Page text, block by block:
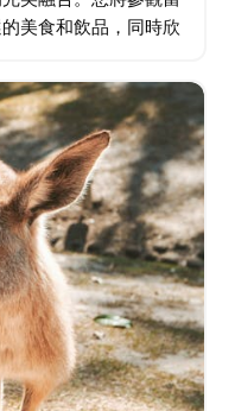
美食和飲品，同時欣